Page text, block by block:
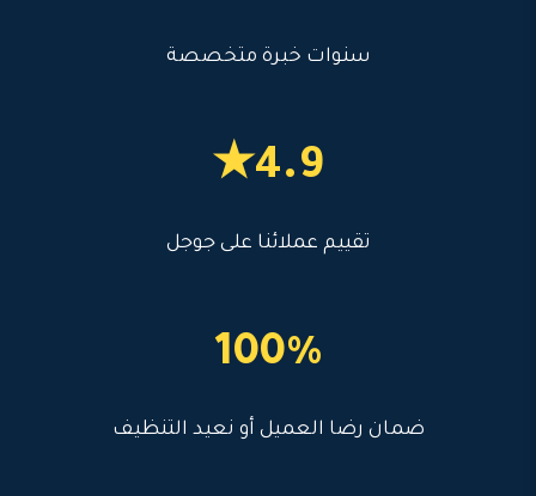
سنوات خبرة متخصصة
4.9★
تقييم عملائنا على جوجل
100%
ضمان رضا العميل أو نعيد التنظيف